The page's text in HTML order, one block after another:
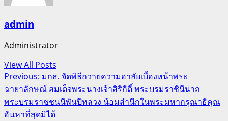
admin
Administrator
View All Posts
Post
navigation
Previous: มกธ. จัดพิธีถวายความอาลัยเบื้องหน้าพระ
ฉายาลักษณ์ สมเด็จพระนางเจ้าสิริกิติ์ พระบรมราชินีนาถ
พระบรมราชชนนีพันปีหลวง น้อมสำนึกในพระมหากรุณาธิคุณ
อันหาที่สุดมิได้